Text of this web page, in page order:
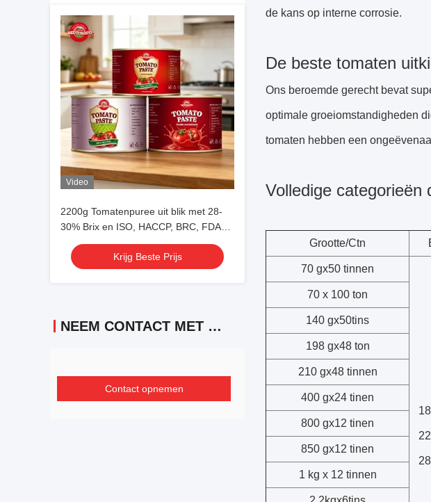
Video
2200g Tomatenpuree uit blik met 28-
30% Brix en ISO, HACCP, BRC, FDA
Certificering voor Superieure Kwaliteit
Krijg Beste Prijs
NEEM CONTACT MET ONS OP
Contact opnemen
de kans op interne corrosie.
De beste tomaten
Ons beroemde gerecht bevat
optimale groeiomstandigheden
tomaten hebben een
Volledige categorieën
Grootte/Ctn
70 gx50 tinnen
70 x 100 ton
140 gx50tins
198 gx48 ton
210 gx48 tinnen
400 gx24 tinen
800 gx12 tinen
850 gx12 tinen
1 kg x 12 tinnen